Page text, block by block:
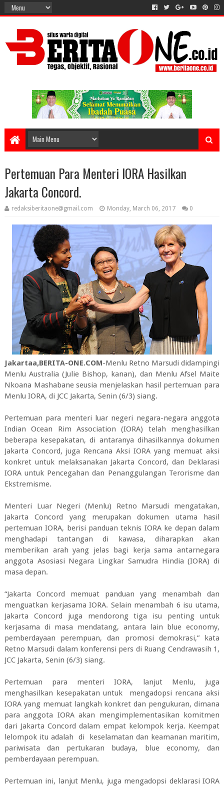
Pertemuan Para Menteri IORA Hasilkan
Jakarta Concord.
redaksiberitaone@gmail.com Monday, March 06, 2017 0
Jakartaa,BERITA-ONE.COM-Menlu Retno Marsudi didampingi
Menlu Australia (Julie Bishop, kanan), dan Menlu Afsel Maite
Nkoana Mashabane seusia menjelaskan hasil pertemuan para
Menlu IORA, di JCC Jakarta, Senin (6/3) siang.
Pertemuan para menteri luar negeri negara-negara anggota
Indian Ocean Rim Association (IORA) telah menghasilkan
beberapa kesepakatan, di antaranya dihasilkannya dokumen
Jakarta Concord, juga Rencana Aksi IORA yang memuat aksi
konkret untuk melaksanakan Jakarta Concord, dan Deklarasi
IORA untuk Pencegahan dan Penanggulangan Terorisme dan
Ekstremisme.
Menteri Luar Negeri (Menlu) Retno Marsudi mengatakan,
Jakarta Concord yang merupakan dokumen utama hasil
pertemuan IORA, berisi panduan teknis IORA ke depan dalam
menghadapi tantangan di kawasa, diharapkan akan
memberikan arah yang jelas bagi kerja sama antarnegara
anggota Asosiasi Negara Lingkar Samudra Hindia (IORA) di
masa depan.
“Jakarta Concord memuat panduan yang menambah dan
menguatkan kerjasama IORA. Selain menambah 6 isu utama,
Jakarta Concord juga mendorong tiga isu penting untuk
kerjasama di masa mendatang, antara lain blue economy,
pemberdayaan perempuan, dan promosi demokrasi,” kata
Retno Marsudi dalam konferensi pers di Ruang Cendrawasih 1,
JCC Jakarta, Senin (6/3) siang.
Pertemuan para menteri IORA, lanjut Menlu, juga
menghasilkan kesepakatan untuk mengadopsi rencana aksi
IORA yang memuat langkah konkret dan pengukuran, dimana
para anggota IORA akan mengimplementasikan komitmen
dari Jakarta Concord dalam empat kelompok kerja. Keempat
lelompok itu adalah di keselamatan dan keamanan maritim,
pariwisata dan pertukaran budaya, blue economy, dan
pemberdayaan perempuan.
Pertemuan ini, lanjut Menlu, juga mengadopsi deklarasi IORA